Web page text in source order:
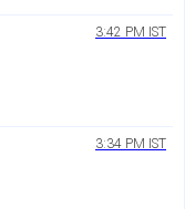
3:42 PM IST
3:34 PM IST